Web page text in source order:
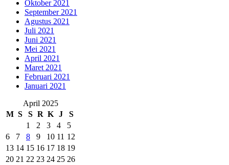
Oktober 2021
September 2021
Agustus 2021
Juli 2021
Juni 2021
Mei 2021
April 2021
Maret 2021
Februari 2021
Januari 2021
April 2025
M S S R K J
S
1
2 3 4
5
6
7 8 9 10 11 12
13 14 15 16 17 18 19
20 21 22 23 24 25 26